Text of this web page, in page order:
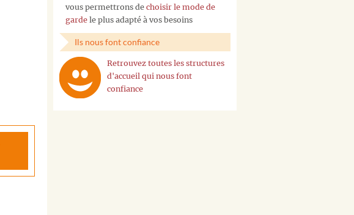
vous permettrons de choisir le mode de
garde le plus adapté à vos besoins
Ils nous font confiance
Retrouvez toutes les structures
d'accueil qui nous font
confiance